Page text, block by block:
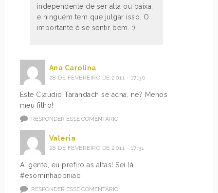
independente de ser alta ou baixa,
e ninguém tem que julgar isso. O
importante é se sentir bem. :)
Ana Carolina
28 DE FEVEREIRO DE 2011 - 17:30
Este Claudio Tarandach se acha, né? Menos
meu filho!
RESPONDER ESSE COMENTÁRIO
Valeria
28 DE FEVEREIRO DE 2011 - 17:31
Ai gente, eu prefiro as altas! Sei lá
#esominhaopniao
RESPONDER ESSE COMENTÁRIO